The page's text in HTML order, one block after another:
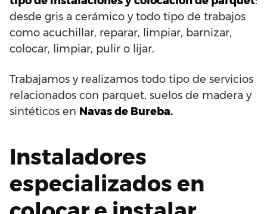
desde gris a cerámico y todo tipo de trabajos
como acuchillar, reparar, limpiar, barnizar,
colocar, limpiar, pulir o lijar.
Trabajamos y realizamos todo tipo de servicios
relacionados con parquet, suelos de madera y
sintéticos en Navas de Bureba.
Instaladores
especializados en